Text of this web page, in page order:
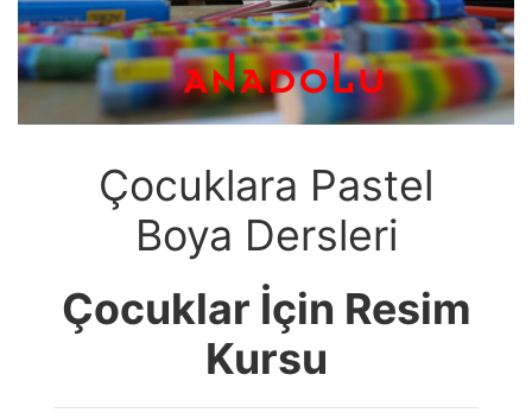
Çocuklara Pastel
Boya Dersleri
Çocuklar İçin Resim
Kursu